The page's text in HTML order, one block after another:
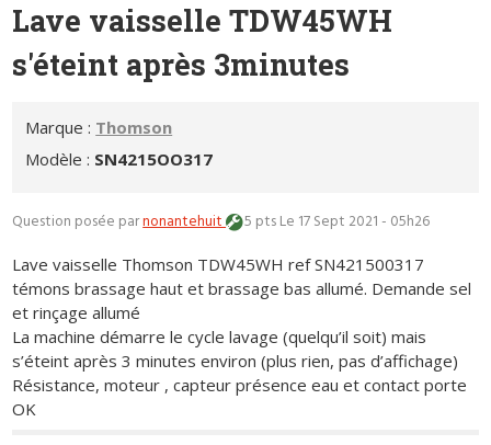
Lave vaisselle TDW45WH
s'éteint après 3minutes
Marque : Thomson
Modèle : SN4215OO317
Question posée parnonantehuit 5 ptsLe 17 Sept 2021 - 05h26
Lave vaisselle Thomson TDW45WH ref SN421500317
témons brassage haut et brassage bas allumé. Demande sel
et rinçage allumé
La machine démarre le cycle lavage (quelqu’il soit) mais
s’éteint après 3 minutes environ (plus rien, pas d’affichage)
Résistance, moteur , capteur présence eau et contact porte
OK